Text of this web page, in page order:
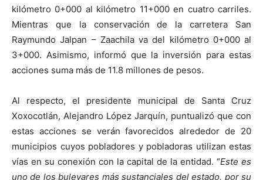
kilómetro 0+000 al kilómetro 11+000 en cuatro carriles.
Mientras que la conservación de la carretera San
Raymundo Jalpan – Zaachila va del kilómetro 0+000 al
3+000. Asimismo, informó que la inversión para estas
acciones suma más de 11.8 millones de pesos.
Al respecto, el presidente municipal de Santa Cruz
Xoxocotlán, Alejandro López Jarquín, puntualizó que con
estas acciones se verán favorecidos alrededor de 20
municipios cuyos pobladores y pobladoras utilizan estas
vías en su conexión con la capital de la entidad. “Este es
uno de los bulevares más sustanciales del estado, por su